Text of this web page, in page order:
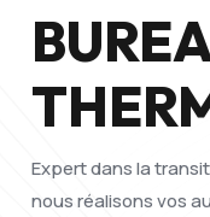
Expert dans la
nous réalisons vos